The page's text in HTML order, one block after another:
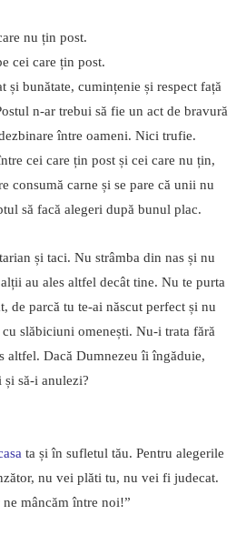
nu țin post.
cei care țin post.
și bunătate, cumințenie și respect față
n-ar trebui să fie un act de bravură
între oameni. Nici trufie.
cei care țin post și cei care nu țin,
consumă carne și se pare că unii nu
să facă alegeri după bunul plac.
și taci. Nu strâmba din nas și nu
au ales altfel decât tine. Nu te purta
de parcă tu te-ai născut perfect și nu
slăbiciuni omenești. Nu-i trata fără
altfel. Dacă Dumnezeu îi îngăduie,
să-i anulezi?
ta și în sufletul tău. Pentru alegerile
nu vei plăti tu, nu vei fi judecat.
mâncăm între noi!”